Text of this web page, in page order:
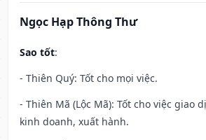
Ngọc Hạp Thông Thư
Sao tốt:
- Thiên Quý: Tốt cho mọi việc.
- Thiên Mã (Lộc Mã): Tốt cho việc giao
kinh doanh, xuất hành.